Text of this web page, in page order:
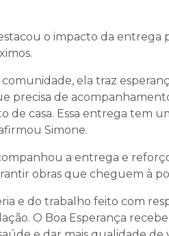
o impacto da entrega
ela traz
precisa de
casa. Essa entrega tem
Simone.
a entrega e
obras que cheguem à
e do trabalho feito com
O Boa Esperança